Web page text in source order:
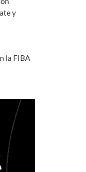
y
la FIBA